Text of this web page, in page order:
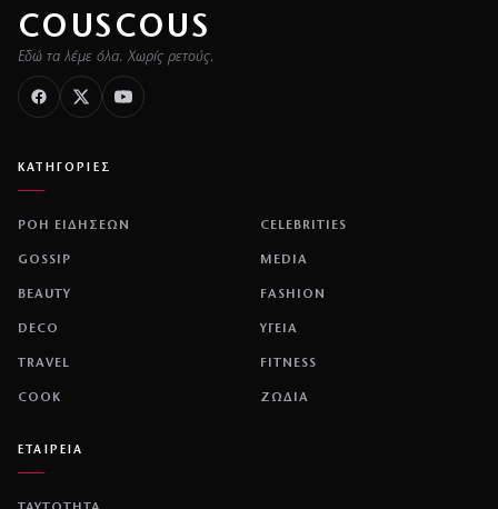
COUSCOUS
Εδώ τα λέμε όλα. Χωρίς ρετούς.
ΚΑΤΗΓΟΡΙΕΣ
ΡΟΗ ΕΙΔΗΣΕΩΝ CELEBRITIES
GOSSIP MEDIA
BEAUTY FASHION
DECO ΥΓΕΙΑ
TRAVEL FITNESS
COOK ΖΩΔΙΑ
ΕΤΑΙΡΕΙΑ